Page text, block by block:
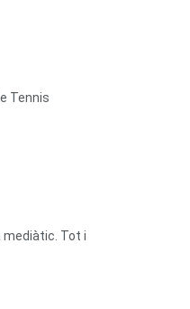
Tennis
mediàtic. Tot i